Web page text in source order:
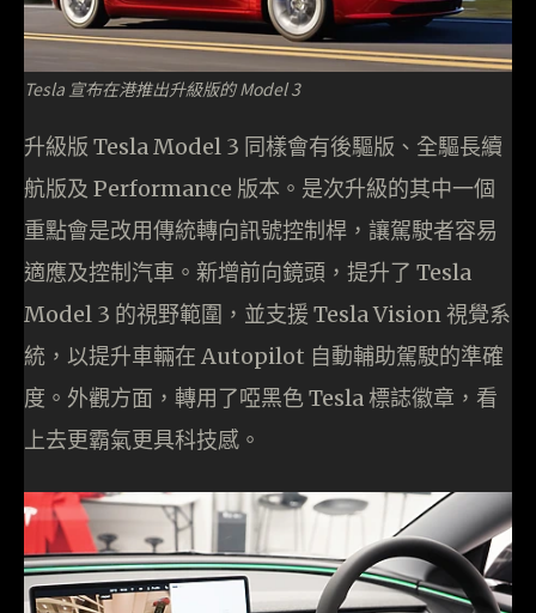
Tesla 宣布在港推出升級版的 Model 3
升級版 Tesla Model 3 同樣會有後驅版、全驅長續
航版及 Performance 版本。是次升級的其中一個
重點會是改用傳統轉向訊號控制桿，讓駕駛者容易
適應及控制汽車。新增前向鏡頭，提升了 Tesla
Model 3 的視野範圍，並支援 Tesla Vision 視覺系
統，以提升車輛在 Autopilot 自動輔助駕駛的準確
度。外觀方面，轉用了啞黑色 Tesla 標誌徽章，看
上去更霸氣更具科技感。